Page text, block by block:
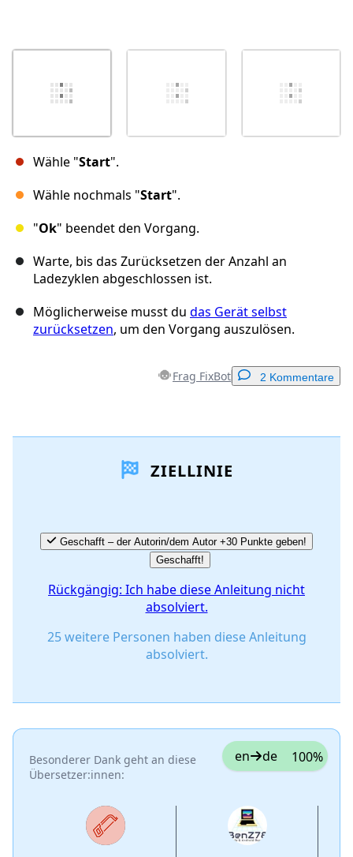
Wähle "Start".
Wähle nochmals "Start".
"Ok" beendet den Vorgang.
Warte, bis das Zurücksetzen der Anzahl an
Ladezyklen abgeschlossen ist.
Möglicherweise musst du das Gerät selbst
zurücksetzen, um den Vorgang auszulösen.
Frag FixBot 2 Kommentare
Kommentar hinzufügen
Abbrechen Kommentieren
ZIELLINIE
Geschafft – der Autorin/dem Autor +30 Punkte geben!
Geschafft!
Rückgängig: Ich habe diese Anleitung nicht
absolviert.
25 weitere Personen haben diese Anleitung
absolviert.
Besonderer Dank geht an diese
Übersetzer:innen:
en de 100%